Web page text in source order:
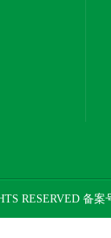
RESERVED 备案